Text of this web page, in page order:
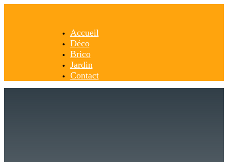
Accueil
Déco
Brico
Jardin
Contact